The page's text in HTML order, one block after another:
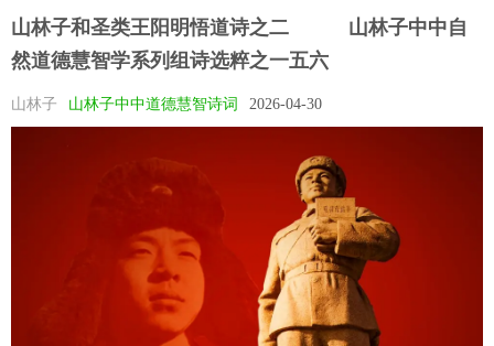
山林子和圣类王阳明悟道诗之二​ ​ 山林子中中自
然道德慧智学系列组诗选粹之一五六
山林子 山林子中中道德慧智诗词 2026-04-30